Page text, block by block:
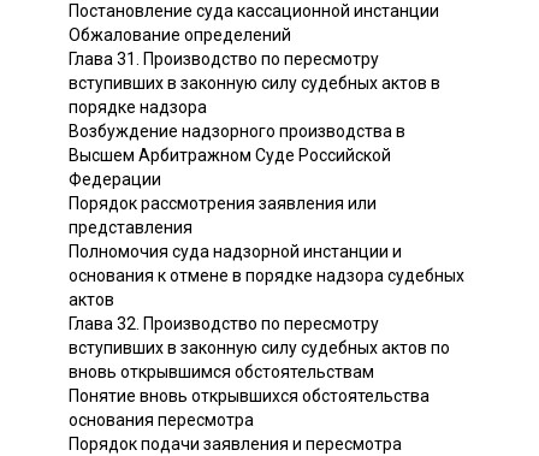
Постановление суда кассационной инстанции
Обжалование определений
Глава 31. Производство по пересмотру
вступивших в законную силу судебных актов в
порядке надзора
Возбуждение надзорного производства в
Высшем Арбитражном Суде Российской
Федерации
Порядок рассмотрения заявления или
представления
Полномочия суда надзорной инстанции и
основания к отмене в порядке надзора судебных
актов
Глава 32. Производство по пересмотру
вступивших в законную силу судебных актов по
вновь открывшимся обстоятельствам
Понятие вновь открывшихся обстоятельства
основания пересмотра
Порядок подачи заявления и пересмотра